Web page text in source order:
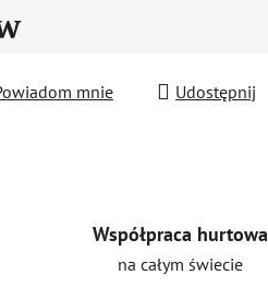
mnie Udostępnij
Współpraca hurtowa
na całym świecie